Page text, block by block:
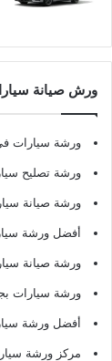
ورش صيانة
ورشة سيارات
ورشة تصليح
ورشة صيانة
أفضل ورشة
ورشة صيانة
ورشة سيارات
أفضل ورشة
مركز ورشة